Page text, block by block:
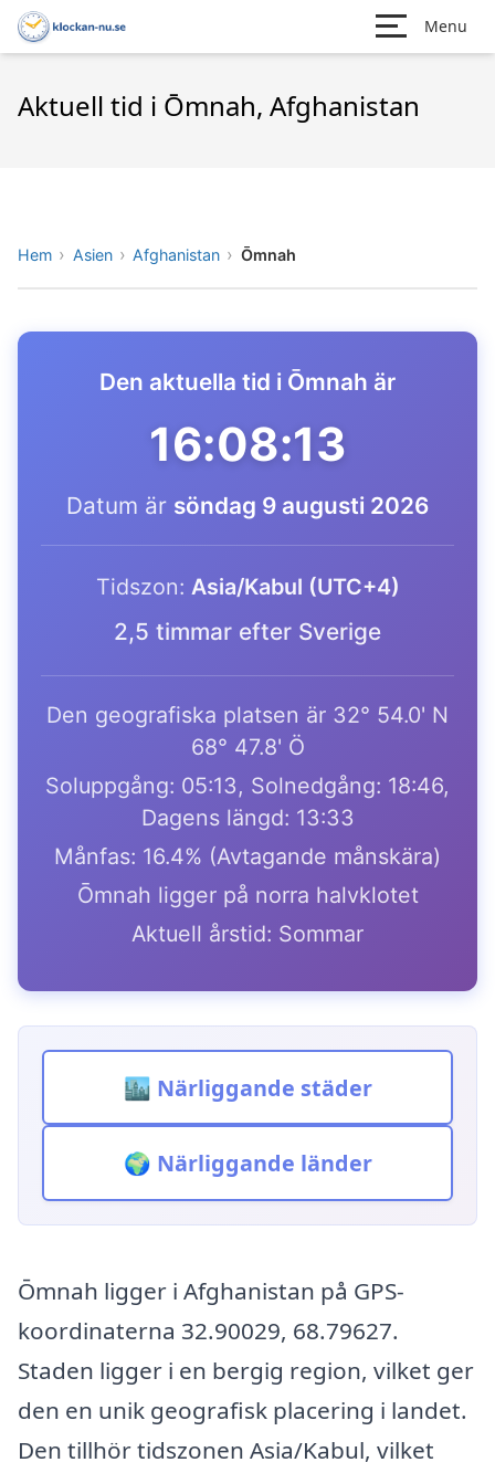
Menu
Aktuell tid i Ōmnah, Afghanistan
Hem Asien Afghanistan Ōmnah
Den aktuella tid i Ōmnah är
16:08:13
Datum är söndag 9 augusti 2026
Tidszon: Asia/Kabul (UTC+4)
2,5 timmar efter Sverige
Den geografiska platsen är 32° 54.0' N
68° 47.8' Ö
Soluppgång: 05:13, Solnedgång: 18:46,
Dagens längd: 13:33
Månfas: 16.4% (Avtagande månskära)
Ōmnah ligger på norra halvklotet
Aktuell årstid: Sommar
🏙️ Närliggande städer
🌍 Närliggande länder
Ōmnah ligger i Afghanistan på GPS-
koordinaterna 32.90029, 68.79627.
Staden ligger i en bergig region, vilket ger
den en unik geografisk placering i landet.
Den tillhör tidszonen Asia/Kabul, vilket